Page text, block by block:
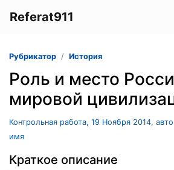
Referat911
Рубрикатор История
Роль и место
мировой
Контрольная работа, 19 Ноября 2014,
имя
Краткое описание